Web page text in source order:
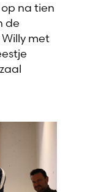
na tien
de
met